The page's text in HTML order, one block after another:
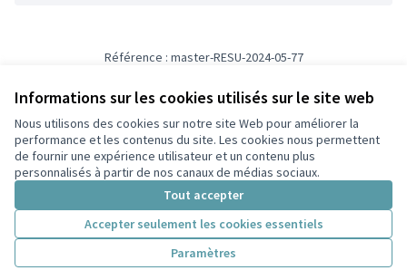
Informations sur les cookies utilisés sur le site web
Nous utilisons des cookies sur notre site Web pour améliorer la
performance et les contenus du site. Les cookies nous permettent
de fournir une expérience utilisateur et un contenu plus
personnalisés à partir de nos canaux de médias sociaux.
Tout accepter
Accepter seulement les cookies essentiels
Paramètres
Référence : master-RESU-2024-05-77
Conditions d'utilisation
Paramètres des cookies
Participez Villeurbanne sur X
(Lien externe)
Participez Villeurbanne sur Facebook
Participez Villeurbanne sur Instagram
Participez Villeurbanne sur YouTube
(Lien externe)
Site réalisé grâce aulogiciel libre Decidim .
Licence
(Lien